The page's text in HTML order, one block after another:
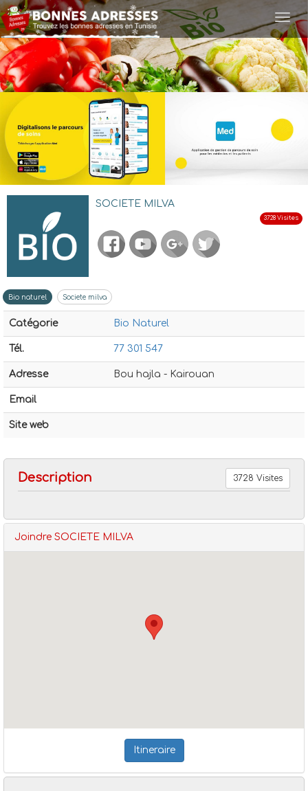
SOCIETE MILVA
Bio naturel
Catégorie Bio Naturel
Tél. 77 301 547
Adresse Bou hajla - Kairouan
Email
Site web
Description 3728 Visites
Joindre SOCIETE MILVA
Itineraire